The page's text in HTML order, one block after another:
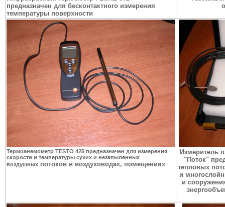
предназначен для бесконтактного измерения
температуры поверхности
Термоанемометр TESTO 425 предназначен для измерения
скорости и температуры сухих и незапыленных
воздушных потоков в воздуховодах, помещениях
Измеритель
"Поток"
тепловых
и
и